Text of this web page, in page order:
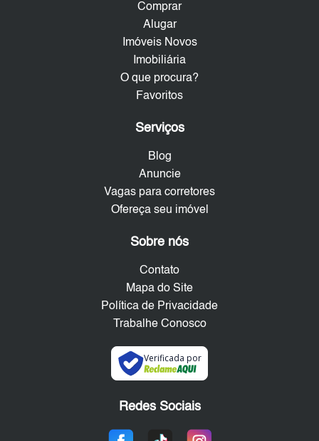
Comprar
Alugar
Imóveis Novos
Imobiliária
O que procura?
Favoritos
Serviços
Blog
Anuncie
Vagas para corretores
Ofereça seu imóvel
Sobre nós
Contato
Mapa do Site
Política de Privacidade
Trabalhe Conosco
Verificada por
Redes Sociais